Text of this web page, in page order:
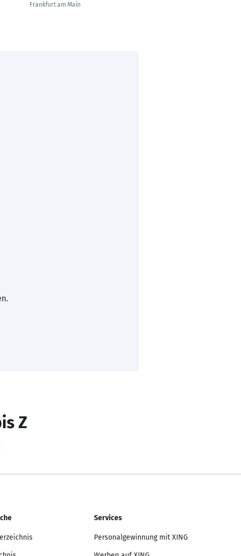
Frankfurt am Main
Z
Services
Personalgewinnung mit XING